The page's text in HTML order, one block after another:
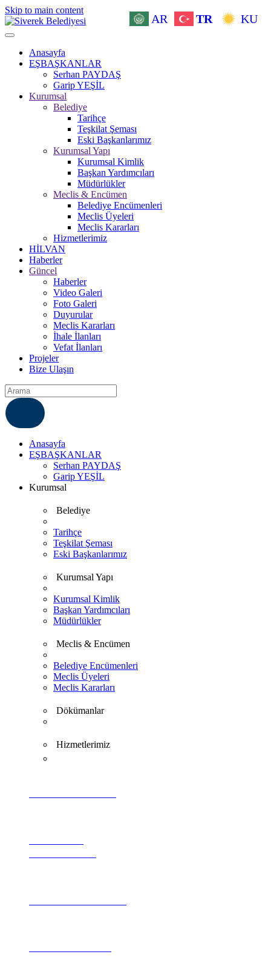
Skip to main content
Anasayfa
EŞBAŞKANLAR
Serhan PAYDAŞ
Garip YEŞİL
Kurumsal
Belediye
Tarihçe
Teşkilat Şeması
Eski Başkanlarımız
Kurumsal Yapı
Kurumsal Kimlik
Başkan Yardımcıları
Müdürlükler
Meclis & Encümen
Belediye Encümenleri
Meclis Üyeleri
Meclis Kararları
Hizmetlerimiz
HİLVAN
Haberler
Güncel
Haberler
Video Galeri
Foto Galeri
Duyurular
Meclis Kararları
İhale İlanları
Vefat İlanları
Projeler
Bize Ulaşın
AR TR KU
Anasayfa
EŞBAŞKANLAR
Serhan PAYDAŞ
Garip YEŞİL
Kurumsal
Belediye
Tarihçe
Teşkilat Şeması
Eski Başkanlarımız
Kurumsal Yapı
Kurumsal Kimlik
Başkan Yardımcıları
Müdürlükler
Meclis & Encümen
Belediye Encümenleri
Meclis Üyeleri
Meclis Kararları
Dökümanlar
Hizmetlerimiz